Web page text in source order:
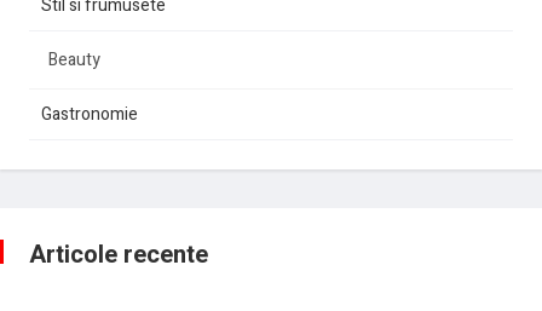
Stil si frumusete
Beauty
Gastronomie
Articole recente